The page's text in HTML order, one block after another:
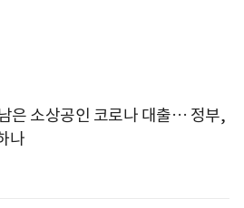
은 소상공인 코로나 대출… 정부,
나